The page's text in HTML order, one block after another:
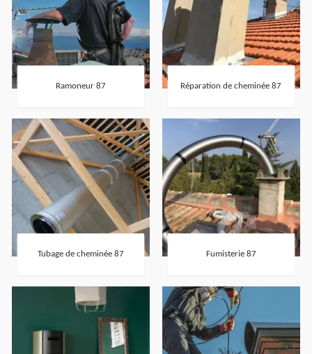
Ramoneur 87 Réparation de cheminée 87
Tubage de cheminée 87 Fumisterie 87